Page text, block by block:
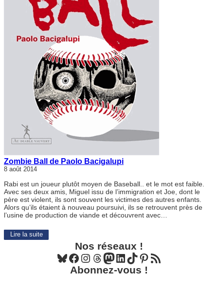
Zombie Ball de Paolo Bacigalupi
8 août 2014
Rabi est un joueur plutôt moyen de Baseball.. et le mot est faible.
Avec ses deux amis, Miguel issu de l’immigration et Joe, dont le
père est violent, ils sont souvent les victimes des autres enfants.
Alors qu’ils étaient à nouveau poursuivi, ils se retrouvent près de
l’usine de production de viande et découvrent avec…
Lire la suite
Nos réseaux !
Bluesky Facebook Instagram Threads Mastodon LinkedIn TikTok Pinterest Flux RSS
Abonnez-vous !